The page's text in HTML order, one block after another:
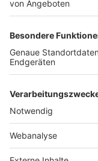
TOP-PARTNER
Nutzungsbedingungen